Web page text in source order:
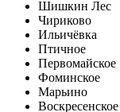
Шишкин Лес
Чириково
Ильичёвка
Птичное
Первомайское
Фоминское
Марьино
Воскресенское